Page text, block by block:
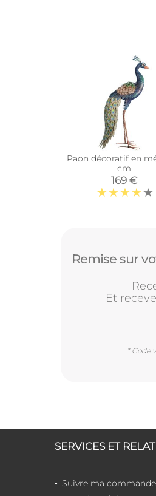
Paon décoratif en
cm
169 €
Remise sur
Et
* Code
SERVICES ET
Suivre ma commande